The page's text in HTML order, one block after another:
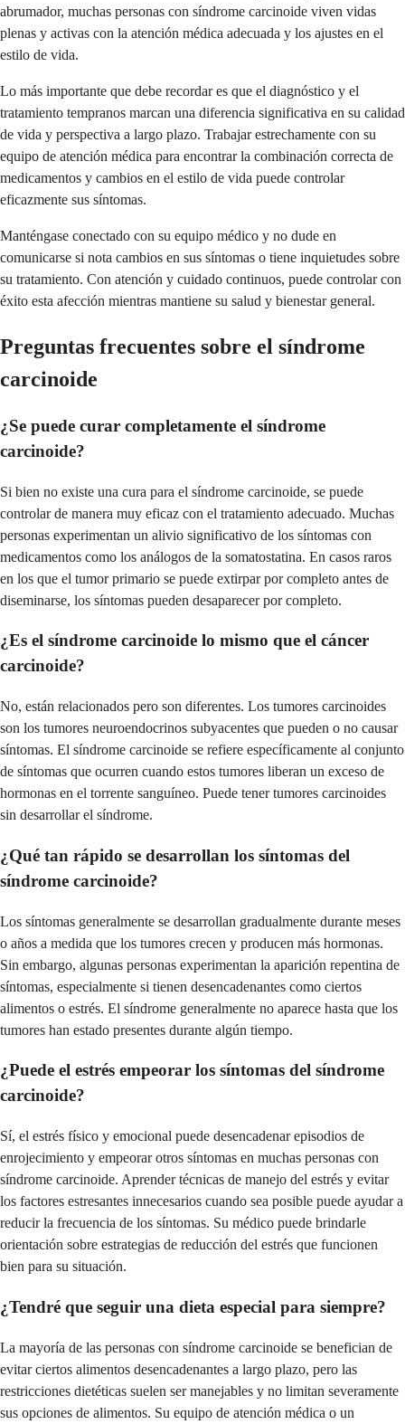
abrumador, muchas personas con síndrome carcinoide viven vidas
plenas y activas con la atención médica adecuada y los ajustes en el
estilo de vida.
Lo más importante que debe recordar es que el diagnóstico y el
tratamiento tempranos marcan una diferencia significativa en su calidad
de vida y perspectiva a largo plazo. Trabajar estrechamente con su
equipo de atención médica para encontrar la combinación correcta de
medicamentos y cambios en el estilo de vida puede controlar
eficazmente sus síntomas.
Manténgase conectado con su equipo médico y no dude en
comunicarse si nota cambios en sus síntomas o tiene inquietudes sobre
su tratamiento. Con atención y cuidado continuos, puede controlar con
éxito esta afección mientras mantiene su salud y bienestar general.
Preguntas frecuentes sobre el síndrome
carcinoide
¿Se puede curar completamente el síndrome
carcinoide?
Si bien no existe una cura para el síndrome carcinoide, se puede
controlar de manera muy eficaz con el tratamiento adecuado. Muchas
personas experimentan un alivio significativo de los síntomas con
medicamentos como los análogos de la somatostatina. En casos raros
en los que el tumor primario se puede extirpar por completo antes de
diseminarse, los síntomas pueden desaparecer por completo.
¿Es el síndrome carcinoide lo mismo que el cáncer
carcinoide?
No, están relacionados pero son diferentes. Los tumores carcinoides
son los tumores neuroendocrinos subyacentes que pueden o no causar
síntomas. El síndrome carcinoide se refiere específicamente al conjunto
de síntomas que ocurren cuando estos tumores liberan un exceso de
hormonas en el torrente sanguíneo. Puede tener tumores carcinoides
sin desarrollar el síndrome.
¿Qué tan rápido se desarrollan los síntomas del
síndrome carcinoide?
Los síntomas generalmente se desarrollan gradualmente durante meses
o años a medida que los tumores crecen y producen más hormonas.
Sin embargo, algunas personas experimentan la aparición repentina de
síntomas, especialmente si tienen desencadenantes como ciertos
alimentos o estrés. El síndrome generalmente no aparece hasta que los
tumores han estado presentes durante algún tiempo.
¿Puede el estrés empeorar los síntomas del síndrome
carcinoide?
Sí, el estrés físico y emocional puede desencadenar episodios de
enrojecimiento y empeorar otros síntomas en muchas personas con
síndrome carcinoide. Aprender técnicas de manejo del estrés y evitar
los factores estresantes innecesarios cuando sea posible puede ayudar a
reducir la frecuencia de los síntomas. Su médico puede brindarle
orientación sobre estrategias de reducción del estrés que funcionen
bien para su situación.
¿Tendré que seguir una dieta especial para siempre?
La mayoría de las personas con síndrome carcinoide se benefician de
evitar ciertos alimentos desencadenantes a largo plazo, pero las
restricciones dietéticas suelen ser manejables y no limitan severamente
sus opciones de alimentos. Su equipo de atención médica o un